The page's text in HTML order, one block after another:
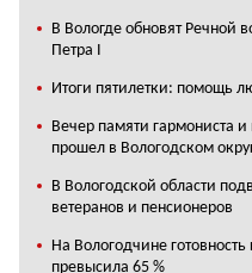
В Вологде обновят Речной
Петра I
Итоги пятилетки: помощь
Вечер памяти гармониста
прошел в Вологодском
В Вологодской области
ветеранов и пенсионеров
На Вологодчине
превысила 65 %